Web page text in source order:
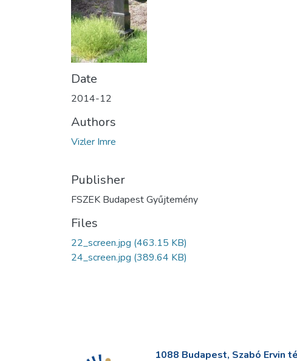
Date
2014-12
Authors
Vizler Imre
Publisher
FSZEK Budapest Gyűjtemény
Files
22_screen.jpg (463.15 KB)
24_screen.jpg (389.64 KB)
1088 Budapest, Szabó Ervin